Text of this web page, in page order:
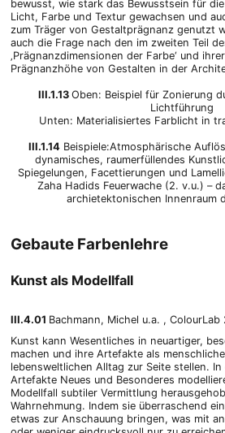
bewusst, wie stark das Bewusstsein für
Licht, Farbe und Textur gewachsen und
zum Träger von Gestaltprägnanz genutzt
auch die Frage nach den im zweiten Teil
‚Prägnanzdimensionen der Farbe‘ und
Prägnanzhöhe von Gestalten in der
III.1.13 Oben: Beispiel für Zonierung
Lichtführung
Unten: Materialisiertes Farblicht in
III.1.14 Beispiele:Atmosphärische
dynamisches, raumerfüllendes
Spiegelungen, Facettierungen und
Zaha Hadids Feuerwache (2. v.u.) –
archietektonischen Innenraum
Gebaute Farbenlehre
Kunst als Modellfall
III.4.01 Bachmann, Michel u.a. , ColourLab
Kunst kann Wesentliches in neuartiger,
machen und ihre Artefakte als
lebensweltlichen Alltag zur Seite stellen.
Artefakte Neues und Besonderes
Modellfall subtiler Vermittlung
Wahrnehmung. Indem sie überraschend
etwas zur Anschauung bringen, was mit